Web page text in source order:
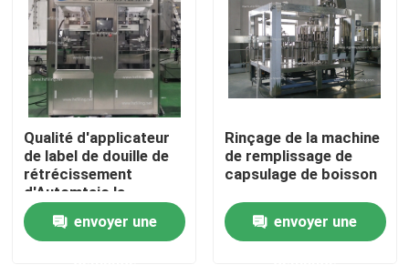
Machine de remplissage d'alcool
Machine de capsulage automatique
Machine de remplissage de boisson
Machine de remplissage de bouteilles
Qualité d'applicateur
de label de douille de
rétrécissement
d'Automtaic la
meilleure en Chine
envoyer une
Rinçage de la machine
de remplissage de
capsulage de boisson
envoyer une